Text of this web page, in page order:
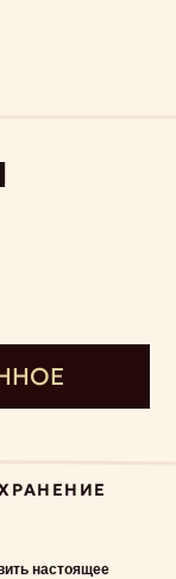
настоящее